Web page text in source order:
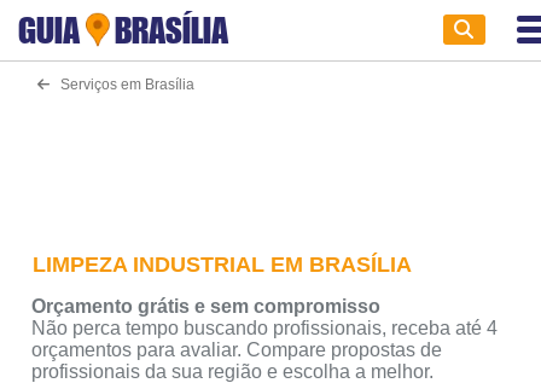
GUIA BRASÍLIA
Serviços em Brasília
LIMPEZA INDUSTRIAL EM BRASÍLIA
Orçamento grátis e sem compromisso
Não perca tempo buscando profissionais, receba até 4
orçamentos para avaliar. Compare propostas de
profissionais da sua região e escolha a melhor.